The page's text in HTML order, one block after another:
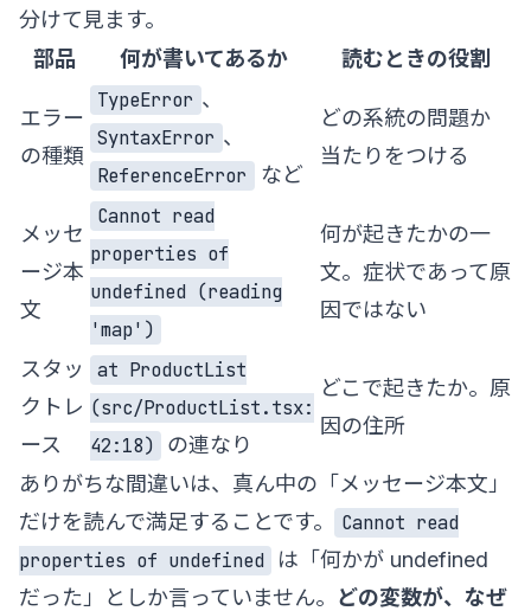
分けて見ます。
部品
何が書いてあるか 読むときの役割
エラー
の種類
TypeError 、
SyntaxError 、
ReferenceError
など
どの系統の問題か
当たりをつける
メッセ
ージ本
文
Cannot read
properties of
undefined (reading
'map')
何が起きたかの一
文。症状であって原
因ではない
スタッ
クトレ
ース
at ProductList
(src/ProductList.tsx:
42:18)
の連なり
どこで起きたか。原
因の住所
ありがちな間違いは、真ん中の「メッセージ本文」
だけを読んで満足することです。
Cannot read
properties of undefined
は「何かが undefined
だった」としか言っていません。 どの変数が、なぜ